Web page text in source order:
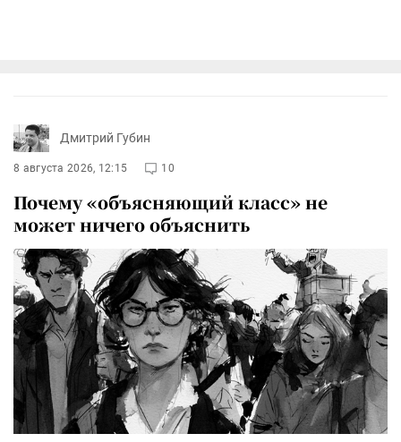
Дмитрий Губин
8 августа 2026, 12:15 10
Почему «объясняющий класс» не
может ничего объяснить